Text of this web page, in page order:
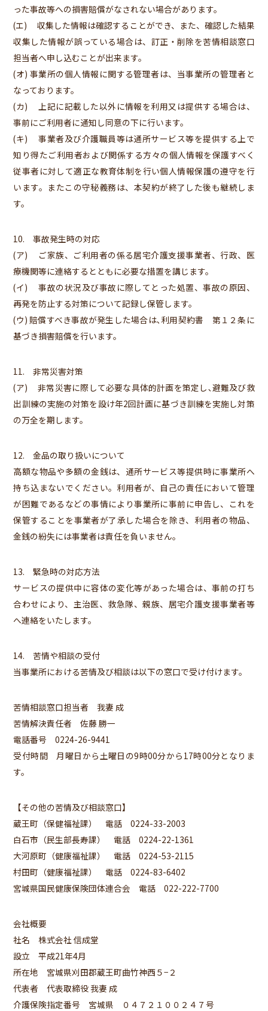
った事故等への損害賠償がなされない場合があります。
(エ) 収集した情報は確認することができ、また、確認した結果
収集した情報が誤っている場合は、訂正・削除を苦情相談窓口
担当者へ申し込むことが出来ます。
(オ) 事業所の個人情報に関する管理者は、当事業所の管理者と
なっております。
(カ) 上記に記載した以外に情報を利用又は提供する場合は、
事前にご利用者に通知し同意の下に行います。
(キ) 事業者及び介護職員等は通所サービス等を提供する上で
知り得たご利用者および関係する方々の個人情報を保護すべく
従事者に対して適正な教育体制を行い個人情報保護の遵守を行
います。またこの守秘義務は、本契約が終了した後も継続しま
す。
10. 事故発生時の対応
(ア) ご家族、ご利用者の係る居宅介護支援事業者、行政、医
療機関等に連絡するとともに必要な措置を講じます。
(イ) 事故の状況及び事故に際してとった処置、事故の原因、
再発を防止する対策について記録し保管します。
(ウ) 賠償すべき事故が発生した場合は､利用契約書 第１２条に
基づき損害賠償を行います。
11. 非常災害対策
(ア) 非常災害に際して必要な具体的計画を策定し､避難及び救
出訓練の実施の対策を設け年2回計画に基づき訓練を実施し対策
の万全を期します。
12. 金品の取り扱いについて
高額な物品や多額の金銭は、通所サービス等提供時に事業所へ
持ち込まないでください。利用者が、自己の責任において管理
が困難であるなどの事情により事業所に事前に申告し、これを
保管することを事業者が了承した場合を除き、利用者の物品、
金銭の紛失には事業者は責任を負いません。
13. 緊急時の対応方法
サービスの提供中に容体の変化等があった場合は、事前の打ち
合わせにより、主治医、救急隊、親族、居宅介護支援事業者等
へ連絡をいたします。
14. 苦情や相談の受付
当事業所における苦情及び相談は以下の窓口で受け付けます。
苦情相談窓口担当者 我妻 成
苦情解決責任者 佐藤 勝一
電話番号 0224-26-9441
受付時間 月曜日から土曜日の9時00分から17時00分となりま
す。
【その他の苦情及び相談窓口】
蔵王町（保健福祉課） 電話 0224-33-2003
白石市（民生部長寿課） 電話 0224-22-1361
大河原町（健康福祉課） 電話 0224-53-2115
村田町（健康福祉課） 電話 0224-83-6402
宮城県国民健康保険団体連合会 電話 022-222-7700
会社概要
社名 株式会社 信成堂
設立 平成21年4月
所在地 宮城県刈田郡蔵王町曲竹神西５−２
代表者 代表取締役 我妻 成
介護保険指定番号 宮城県 ０４７２１００２４７号